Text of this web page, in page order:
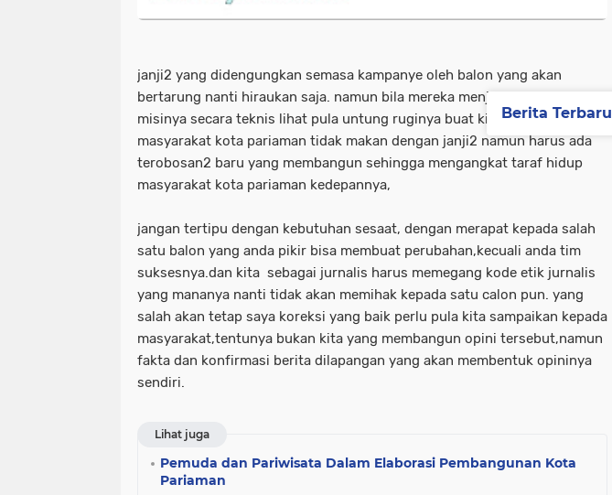
janji2 yang didengungkan semasa kampanye oleh balon yang akan
bertarung nanti hiraukan saja. namun bila mereka menjabarkan visi dan
misinya secara teknis lihat pula untung ruginya buat kita bersama.
masyarakat kota pariaman tidak makan dengan janji2 namun harus ada
terobosan2 baru yang membangun sehingga mengangkat taraf hidup
masyarakat kota pariaman kedepannya,
jangan tertipu dengan kebutuhan sesaat, dengan merapat kepada salah
satu balon yang anda pikir bisa membuat perubahan,kecuali anda tim
suksesnya.dan kita sebagai jurnalis harus memegang kode etik jurnalis
yang mananya nanti tidak akan memihak kepada satu calon pun. yang
salah akan tetap saya koreksi yang baik perlu pula kita sampaikan kepada
masyarakat,tentunya bukan kita yang membangun opini tersebut,namun
fakta dan konfirmasi berita dilapangan yang akan membentuk opininya
sendiri.
Lihat juga
Pemuda dan Pariwisata Dalam Elaborasi Pembangunan Kota
Pariaman
Berita Terbaru